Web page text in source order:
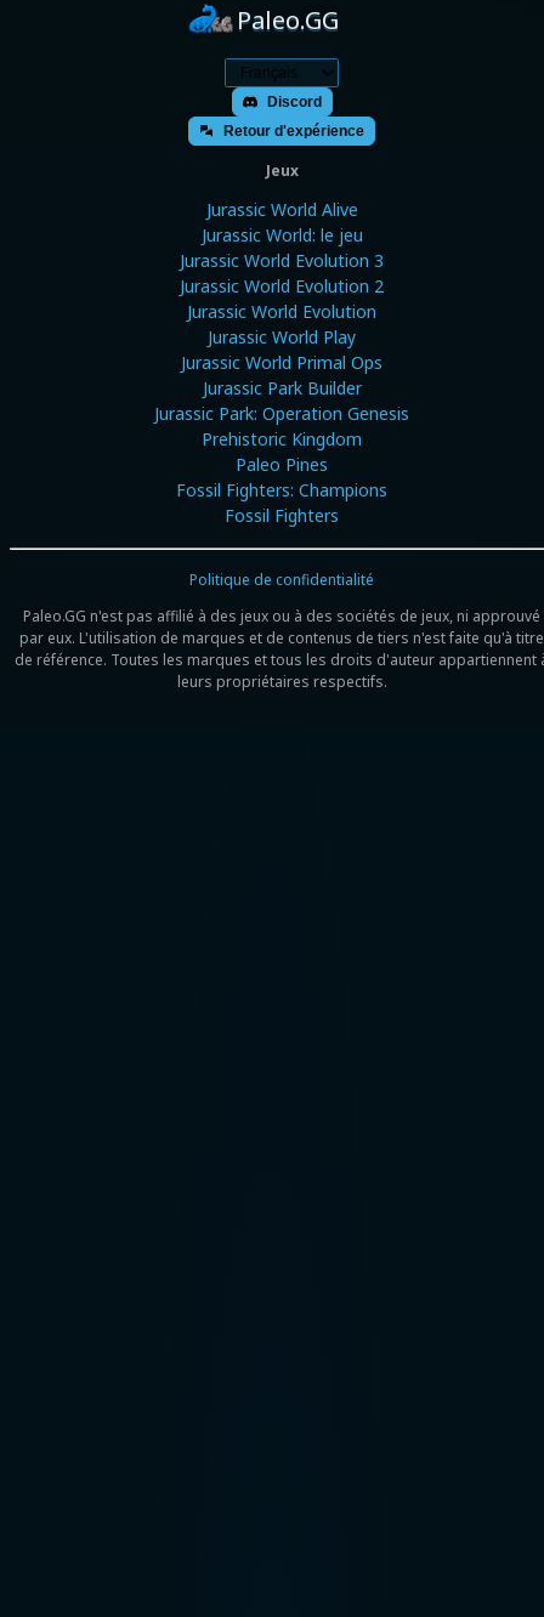
Paleo.GG
Discord
Retour d'expérience
Jeux
Jurassic World Alive
Jurassic World: le jeu
Jurassic World Evolution 3
Jurassic World Evolution 2
Jurassic World Evolution
Jurassic World Play
Jurassic World Primal Ops
Jurassic Park Builder
Jurassic Park: Operation Genesis
Prehistoric Kingdom
Paleo Pines
Fossil Fighters: Champions
Fossil Fighters
Paleo.GG n'est pas affilié à des jeux ou à des sociétés de jeux, ni approuvé
par eux. L'utilisation de marques et de contenus de tiers n'est faite qu'à titre
de référence. Toutes les marques et tous les droits d'auteur appartiennent
leurs propriétaires respectifs.
Politique de confidentialité